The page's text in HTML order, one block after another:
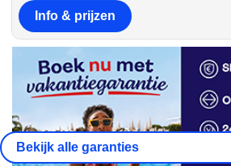
Info & prijzen
Bekijk alle garanties